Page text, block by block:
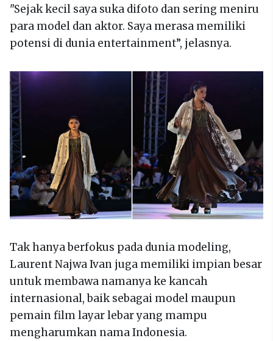
"Sejak kecil saya suka difoto dan sering meniru
para model dan aktor. Saya merasa memiliki
potensi di dunia entertainment”, jelasnya.
Tak hanya berfokus pada dunia modeling,
Laurent Najwa Ivan juga memiliki impian besar
untuk membawa namanya ke kancah
internasional, baik sebagai model maupun
pemain film layar lebar yang mampu
mengharumkan nama Indonesia.